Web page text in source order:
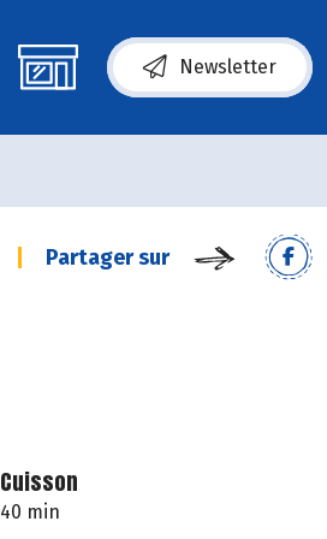
Newsletter
Partager sur
Cuisson
40 min